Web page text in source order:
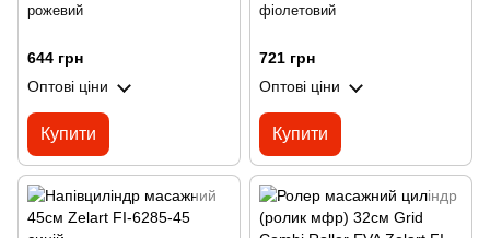
рожевий
644 грн
Оптові ціни
Купити
фіолетовий
721 грн
Оптові ціни
Купити